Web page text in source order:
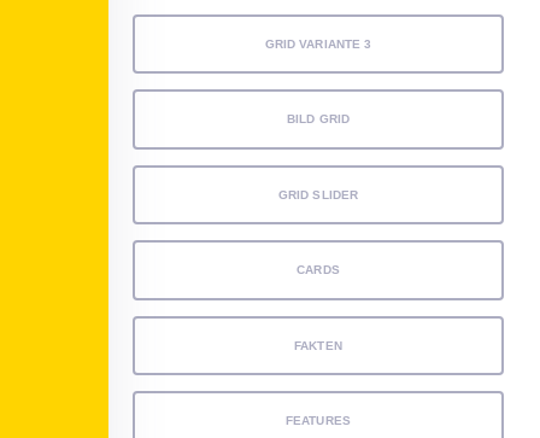
GRID VARIANTE 3
BILD GRID
GRID SLIDER
CARDS
FAKTEN
FEATURES